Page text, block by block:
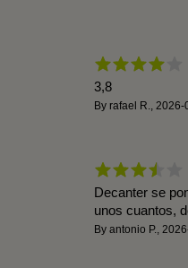
3,8
By rafael R., 2026-
Decanter se
unos cuantos,
By antonio P.,